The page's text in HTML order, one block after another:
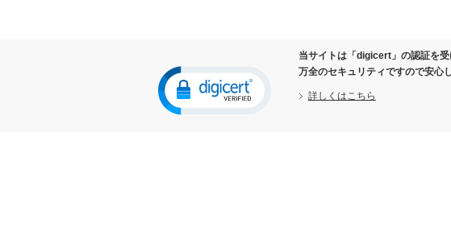
当サイトは「digicert」の認証を受
万全のセキュリティですので安心
詳しくはこちら